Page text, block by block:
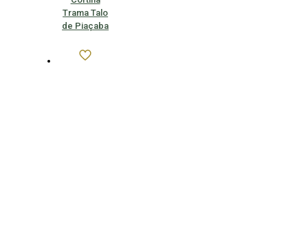
Trama Talo
de Piaçaba